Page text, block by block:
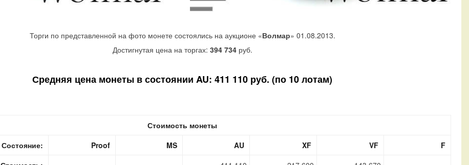
Торги по представленной на фото монете состоялись на аукционе «Волмар» 01.08.2013.
Достигнутая цена на торгах: 394 734руб.
Средняя цена монеты в состоянии AU: 411 110 руб. (по 10 лотам)
Стоимость монеты
Состояние:
Proof MS AU XF VF
F